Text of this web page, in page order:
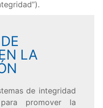
LA
de integridad
promover la